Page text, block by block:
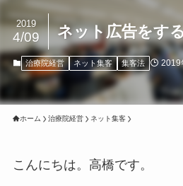
ネット広告をす
2019
4/09
治療院経営 ネット集客 集客法 2019
ホーム 治療院経営 ネット集客
こんにちは。高橋です。